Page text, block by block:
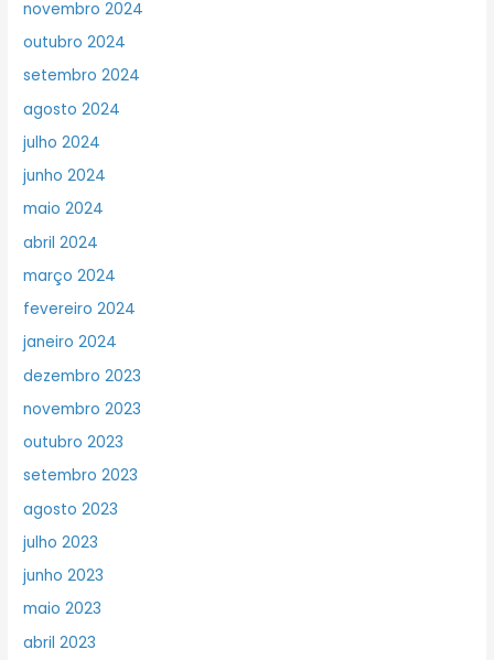
novembro 2024
outubro 2024
setembro 2024
agosto 2024
julho 2024
junho 2024
maio 2024
abril 2024
março 2024
fevereiro 2024
janeiro 2024
dezembro 2023
novembro 2023
outubro 2023
setembro 2023
agosto 2023
julho 2023
junho 2023
maio 2023
abril 2023